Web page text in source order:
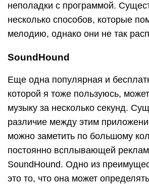
неполадки с программой.
несколько способов, которые
мелодию, однако они не так
SoundHound
Еще одна популярная и
которой я тоже пользуюсь,
музыку за несколько секунд.
различие между этим
можно заметить по большому
постоянно всплывающей
SoundHound. Одно из
это то, что она может